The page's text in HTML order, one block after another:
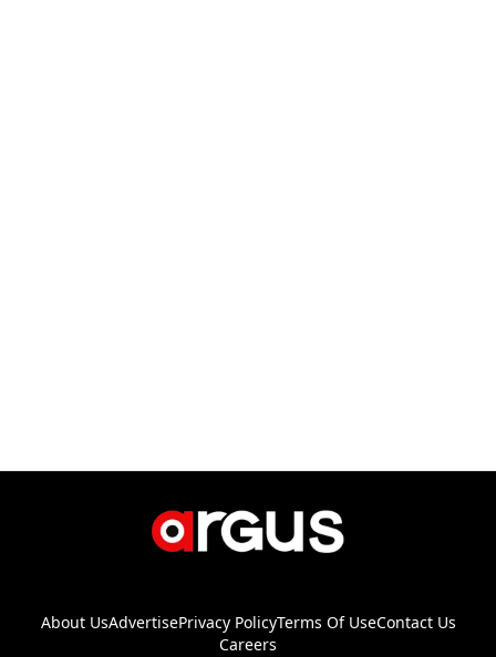
About UsAdvertisePrivacy PolicyTerms Of UseContact Us
Careers